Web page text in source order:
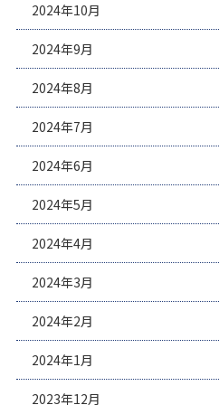
2024年10月
2024年9月
2024年8月
2024年7月
2024年6月
2024年5月
2024年4月
2024年3月
2024年2月
2024年1月
2023年12月